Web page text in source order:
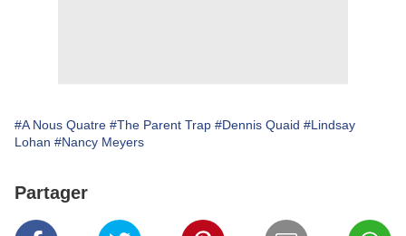
#A Nous Quatre #The Parent Trap #Dennis Quaid #Lindsay
Lohan #Nancy Meyers
Partager